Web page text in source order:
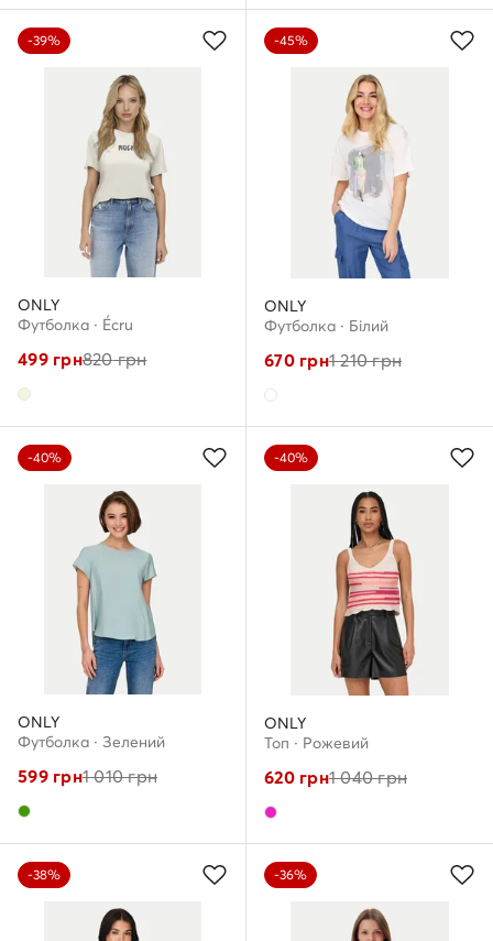
-39%
ONLY
Футболка · Écru
499грн820грн
-45%
ONLY
Футболка · Білий
670грн1 210грн
-40%
ONLY
Футболка · Зелений
599грн1 010грн
-40%
ONLY
Топ · Рожевий
620грн1 040грн
-38% -36%